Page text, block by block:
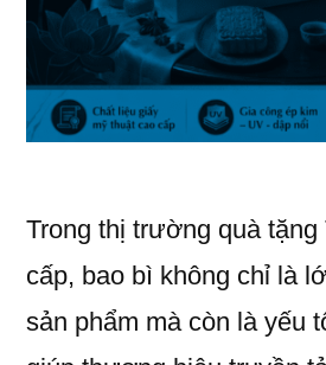
Trong thị trường quà tặng
cấp, bao bì không chỉ là
sản phẩm mà còn là yếu